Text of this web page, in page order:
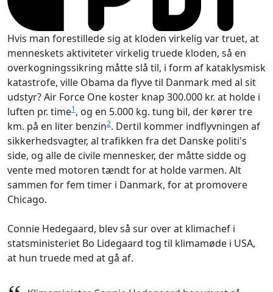
Hvis man forestillede sig at kloden virkelig var truet, at
menneskets aktiviteter virkelig truede kloden, så en
overkogningssikring måtte slå til, i form af kataklysmisk
katastrofe, ville Obama da flyve til Danmark med al sit
udstyr? Air Force One koster knap 300.000 kr. at holde i
luften pr. time1, og en 5.000 kg. tung bil, der kører tre
km. på en liter benzin2. Dertil kommer indflyvningen af
sikkerhedsvagter, al trafikken fra det Danske politi's
side, og alle de civile mennesker, der måtte sidde og
vente med motoren tændt for at holde varmen. Alt
sammen for fem timer i Danmark, for at promovere
Chicago.
Connie Hedegaard, blev så sur over at klimachef i
statsministeriet Bo Lidegaard tog til klimamøde i USA,
at hun truede med at gå af.